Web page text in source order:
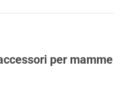
per mamme